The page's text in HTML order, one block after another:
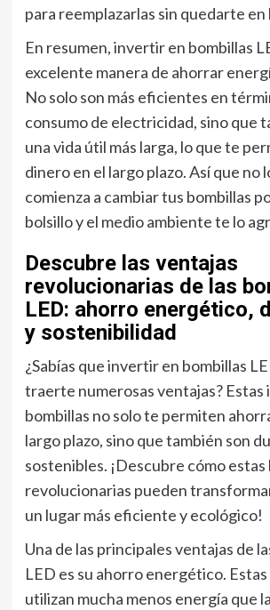
para reemplazarlas sin quedarte en
En resumen, invertir en bombillas
excelente manera de ahorrar
No solo son más eficientes en
consumo de electricidad, sino que
una vida útil más larga, lo que te
dinero en el largo plazo. Así que no
comienza a cambiar tus bombillas
bolsillo y el medio ambiente te lo
Descubre las ventajas
revolucionarias de las
LED: ahorro energético,
y sostenibilidad
¿Sabías que invertir en bombillas
traerte numerosas ventajas? Estas
bombillas no solo te permiten
largo plazo, sino que también son
sostenibles. ¡Descubre cómo estas
revolucionarias pueden
un lugar más eficiente y ecológico!
Una de las principales ventajas de
LED es su ahorro energético.
utilizan mucha menos energía que